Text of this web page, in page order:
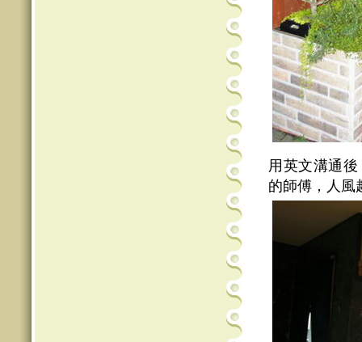
用英文溝通
的師傅，人風